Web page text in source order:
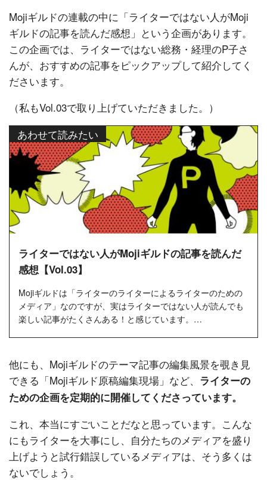
Mojiギルドの連載の中に「ライターではない人がMoji
ギルドの記事を読んだ感想」という企画があります。
この企画では、ライターではない総務・経理のP子さ
んが、おすすめの記事をピックアップして紹介してく
ださいます。
（私もVol.03で取り上げていただきました。）
あわせて読みたい
ライターではない人がMojiギルドの記事を読んだ
感想【Vol.03】
Mojiギルドは「ライターのライターによるライターのための
メディア」なのですが、実はライターではない人が読んでも
楽しい記事がたくさんある！と感じています。
他にも、Mojiギルドのテーマ記事の編集風景を覗き見
できる「Mojiギルド原稿編集現場」など、 ライターの
ための企画を定期的に開催してくださっています。
これ、本当にすごいことだなと思っています。こんな
にもライターを大事にし、自分たちのメディアを盛り
上げようと試行錯誤しているメディアは、そう多くは
ないでしょう。